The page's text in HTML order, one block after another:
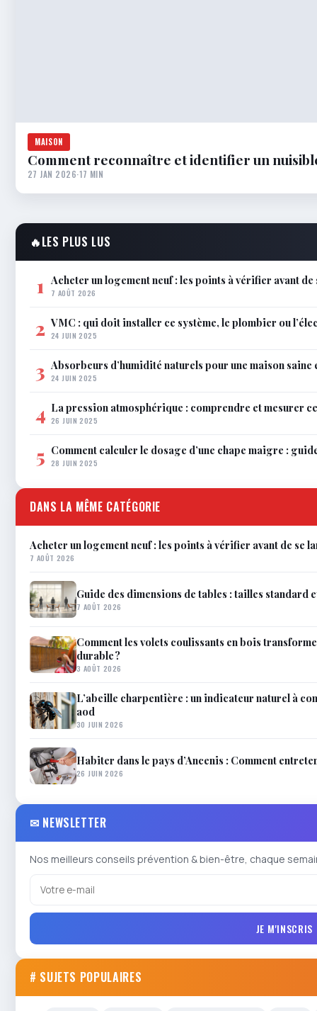
MAISON
Comment reconnaître et identifier un
27 JAN 2026·17 MIN
🔥LES PLUS LUS
1 Acheter un logement neuf : les points à vérifier avant de
7 AOÛT 2026
2 VMC : qui doit installer ce système, le plombier ou
24 JUIN 2025
3 Absorbeurs d’humidité naturels pour une maison saine
24 JUIN 2025
4 La pression atmosphérique : comprendre et mesurer
26 JUIN 2025
5 Comment calculer le dosage d’une chape maigre :
28 JUIN 2025
DANS LA MÊME CATÉGORIE
Acheter un logement neuf : les points à vérifier avant de se
7 AOÛT 2026
Guide des dimensions de tables : tailles
7 AOÛT 2026
Comment les volets coulissants en bois
durable ?
3 AOÛT 2026
L’abeille charpentière : un indicateur naturel à
aod
30 JUIN 2026
Habiter dans le pays d’Ancenis : Comment
26 JUIN 2026
✉ NEWSLETTER
Nos meilleurs conseils prévention & bien-être, chaque
JE M'INSCRIS
# SUJETS POPULAIRES